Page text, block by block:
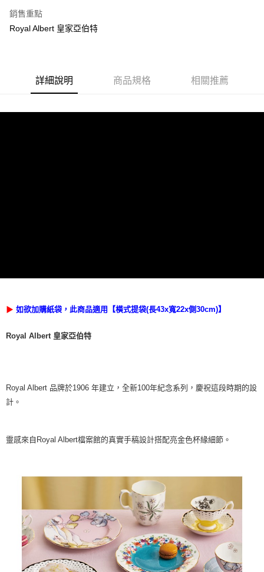
銷售重點
Royal Albert 皇家亞伯特
詳細說明 商品規格 相關推薦
▶ 如欲加購紙袋，此商品適用【橫式提袋(長43x寬22x側30cm)】
Royal Albert 皇家亞伯特
Royal Albert 品牌於1906 年建立，全新100年紀念系列，慶祝這段時期的設
計。
靈感來自Royal Albert檔案館的真實手稿設計搭配亮金色杯緣細節。